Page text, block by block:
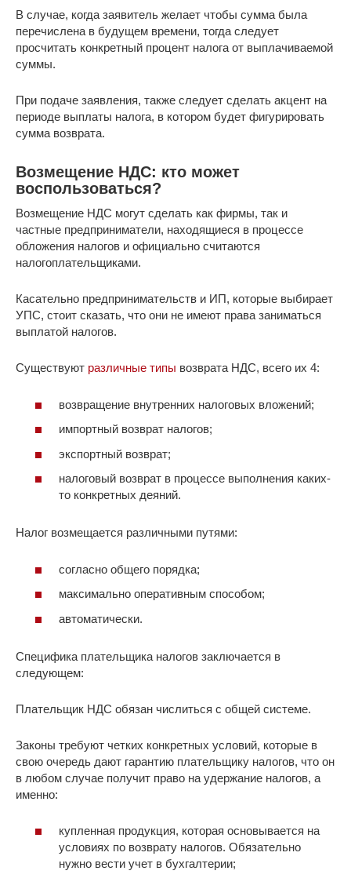
В случае, когда заявитель желает чтобы сумма была
перечислена в будущем времени, тогда следует
просчитать конкретный процент налога от выплачиваемой
суммы.
При подаче заявления, также следует сделать акцент на
периоде выплаты налога, в котором будет фигурировать
сумма возврата.
Возмещение НДС: кто может
воспользоваться?
Возмещение НДС могут сделать как фирмы, так и
частные предприниматели, находящиеся в процессе
обложения налогов и официально считаются
налогоплательщиками.
Касательно предпринимательств и ИП, которые выбирает
УПС, стоит сказать, что они не имеют права заниматься
выплатой налогов.
Существуют различные типы возврата НДС, всего их 4:
возвращение внутренних налоговых вложений;
импортный возврат налогов;
экспортный возврат;
налоговый возврат в процессе выполнения каких-
то конкретных деяний.
Налог возмещается различными путями:
согласно общего порядка;
максимально оперативным способом;
автоматически.
Специфика плательщика налогов заключается в
следующем:
Плательщик НДС обязан числиться с общей системе.
Законы требуют четких конкретных условий, которые в
свою очередь дают гарантию плательщику налогов, что он
в любом случае получит право на удержание налогов, а
именно:
купленная продукция, которая основывается на
условиях по возврату налогов. Обязательно
нужно вести учет в бухгалтерии;